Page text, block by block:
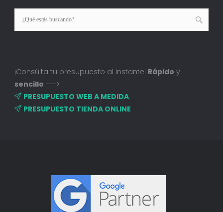
¡Consúlta tu presupuesto al instante! Rápido y
sencillo --->
PRESUPUESTO WEB A MEDIDA
PRESUPUESTO TIENDA ONLINE